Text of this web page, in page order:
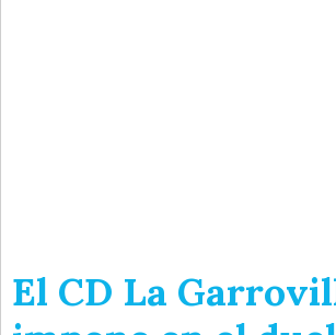
El CD La